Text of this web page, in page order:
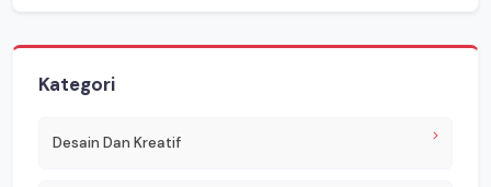
Kategori
Desain Dan Kreatif